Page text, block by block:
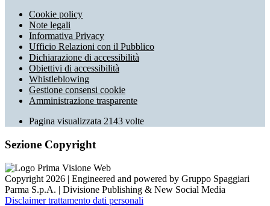
Cookie policy
Note legali
Informativa Privacy
Ufficio Relazioni con il Pubblico
Dichiarazione di accessibilità
Obiettivi di accessibilità
Whistleblowing
Gestione consensi cookie
Amministrazione trasparente
Pagina visualizzata 2143 volte
Sezione Copyright
Copyright 2026 | Engineered and powered by Gruppo Spaggiari
Parma S.p.A. | Divisione Publishing & New Social Media
Disclaimer trattamento dati personali